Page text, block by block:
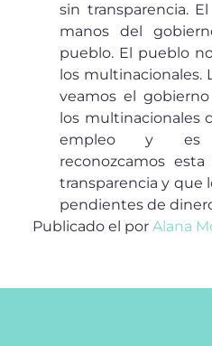
sin transparencia.
manos del
pueblo. El pueblo
los multinacionales.
veamos el
los multinacionales
empleo y es
reconozcamos
transparencia y que
pendientes de
Publicado el por Alana